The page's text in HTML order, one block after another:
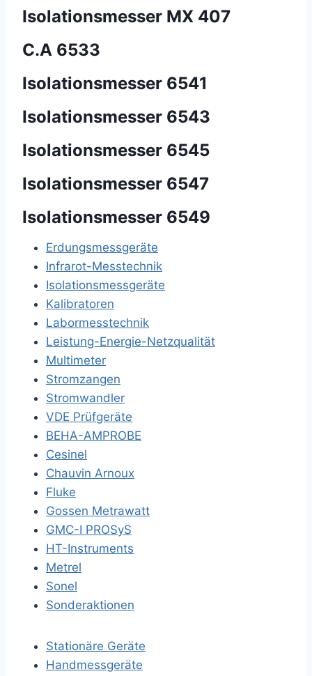
Isolationsmesser MX 407
C.A 6533
Isolationsmesser 6541
Isolationsmesser 6543
Isolationsmesser 6545
Isolationsmesser 6547
Isolationsmesser 6549
Erdungsmessgeräte
Infrarot-Messtechnik
Isolationsmessgeräte
Kalibratoren
Labormesstechnik
Leistung-Energie-Netzqualität
Multimeter
Stromzangen
Stromwandler
VDE Prüfgeräte
BEHA-AMPROBE
Cesinel
Chauvin Arnoux
Fluke
Gossen Metrawatt
GMC-I PROSyS
HT-Instruments
Metrel
Sonel
Sonderaktionen
Stationäre Geräte
Handmessgeräte